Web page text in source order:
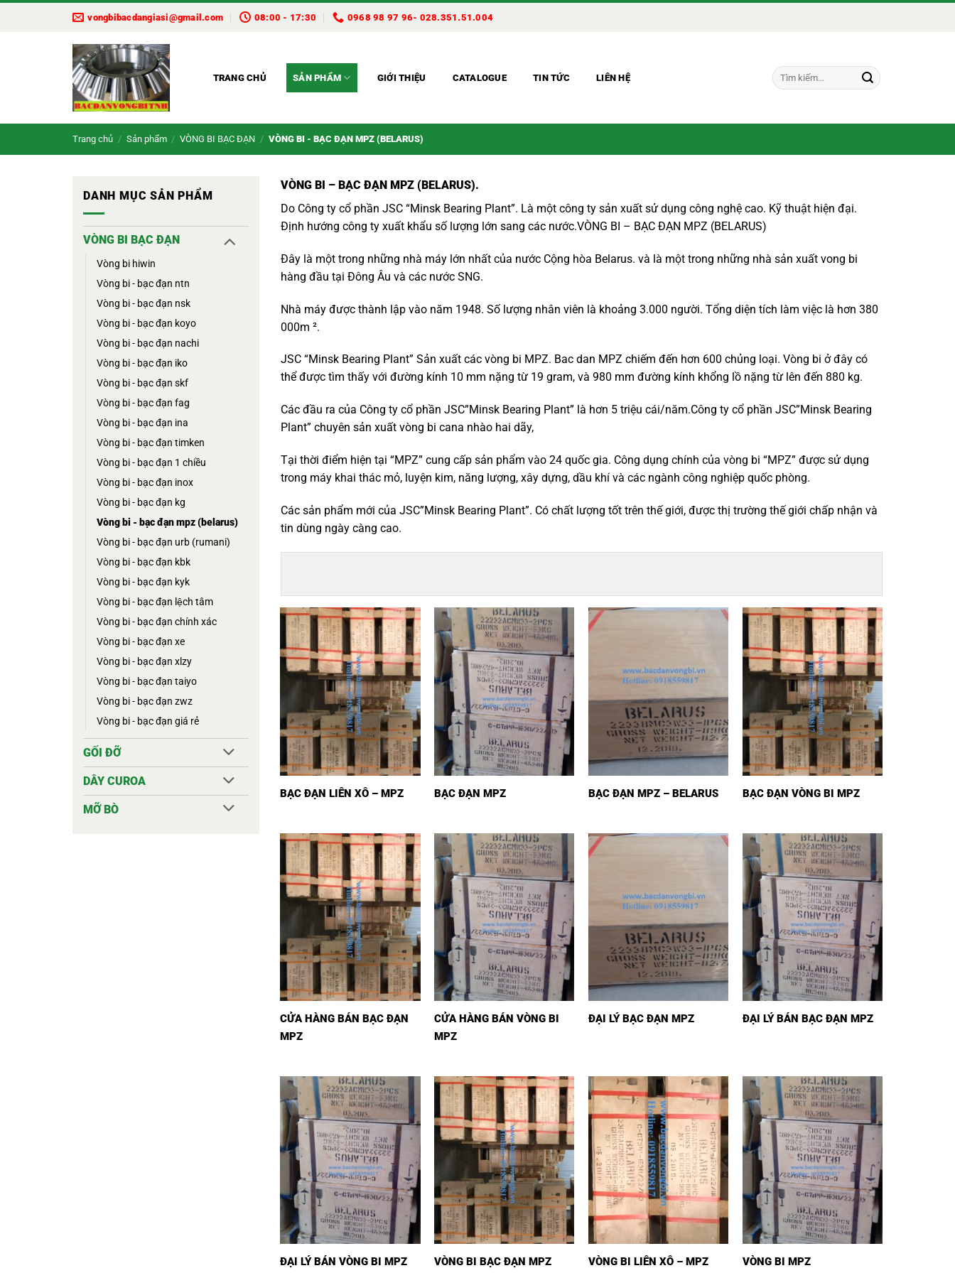
vongbibacdangiasi@gmail.com 08:00 - 17:30 0968 98 97 96- 028.351.51.004
TRANG CHỦ SẢN PHẨM GIỚI THIỆU CATALOGUE TIN TỨC LIÊN HỆ
Tìm
kiếm:
Trang chủ / Sản phẩm / VÒNG BI BẠC ĐẠN / VÒNG BI - BẠC ĐẠN MPZ (BELARUS)
DANH MỤC SẢN PHẨM
VÒNG BI BẠC ĐẠN
vòng bi hiwin
vòng bi - bạc đạn ntn
vòng bi - bạc đạn nsk
vòng bi - bạc đạn koyo
vòng bi - bạc đạn nachi
vòng bi - bạc đạn iko
vòng bi - bạc đạn skf
vòng bi - bạc đạn fag
vòng bi - bạc đạn ina
vòng bi - bạc đạn timken
vòng bi - bạc đạn 1 chiều
vòng bi - bạc đạn inox
vòng bi - bạc đạn kg
vòng bi - bạc đạn mpz (belarus)
vòng bi - bạc đạn urb (rumani)
vòng bi - bạc đạn kbk
vòng bi - bạc đạn kyk
vòng bi - bạc đạn lệch tâm
vòng bi - bạc đạn chính xác
vòng bi - bạc đạn xe
vòng bi - bạc đạn xlzy
vòng bi - bạc đạn taiyo
vòng bi - bạc đạn zwz
vòng bi - bạc đạn giá rẻ
GỐI ĐỠ
DÂY CUROA
MỠ BÒ
VÒNG BI – BẠC ĐẠN MPZ (BELARUS).
Do Công ty cổ phần JSC “Minsk Bearing Plant”. Là một công ty sản xuất sử dụng công nghệ cao. Kỹ thuật hiện đại.
Định hướng công ty xuất khẩu số lượng lớn sang các nước.VÒNG BI – BẠC ĐẠN MPZ (BELARUS)
Đây là một trong những nhà máy lớn nhất của nước Cộng hòa Belarus. và là một trong những nhà sản xuất vong bi
hàng đầu tại Đông Âu và các nước SNG.
Nhà máy được thành lập vào năm 1948. Số lượng nhân viên là khoảng 3.000 người. Tổng diện tích làm việc là hơn 380
000m ².
JSC “Minsk Bearing Plant” Sản xuất các vòng bi MPZ. Bac dan MPZ chiếm đến hơn 600 chủng loại. Vòng bi ở đây có
thể được tìm thấy với đường kính 10 mm nặng từ 19 gram, và 980 mm đường kính khổng lồ nặng từ lên đến 880 kg.
Các đầu ra của Công ty cổ phần JSC”Minsk Bearing Plant” là hơn 5 triệu cái/năm.Công ty cổ phần JSC”Minsk Bearing
Plant” chuyên sản xuất vòng bi cana nhào hai dãy,
Tại thời điểm hiện tại “MPZ” cung cấp sản phẩm vào 24 quốc gia. Công dụng chính của vòng bi “MPZ” được sử dụng
trong máy khai thác mỏ, luyện kim, năng lượng, xây dựng, dầu khí và các ngành công nghiệp quốc phòng.
Các sản phẩm mới của JSC”Minsk Bearing Plant”. Có chất lượng tốt trên thế giới, được thị trường thế giới chấp nhận và
tin dùng ngày càng cao.
BẠC ĐẠN LIÊN XÔ – MPZ BẠC ĐẠN MPZ BẠC ĐẠN MPZ – BELARUS BẠC ĐẠN VÒNG BI MPZ
CỬA HÀNG BÁN BẠC ĐẠN
MPZ
CỬA HÀNG BÁN VÒNG BI
MPZ
ĐẠI LÝ BẠC ĐẠN MPZ ĐẠI LÝ BÁN BẠC ĐẠN MPZ
ĐẠI LÝ BÁN VÒNG BI MPZ VÒNG BI BẠC ĐẠN MPZ VÒNG BI LIÊN XÔ – MPZ VÒNG BI MPZ